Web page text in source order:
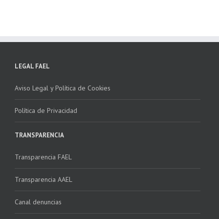
LEGAL FAEL
Aviso Legal y Política de Cookies
Política de Privacidad
TRANSPARENCIA
Transparencia FAEL
Transparencia AAEL
Canal denuncias